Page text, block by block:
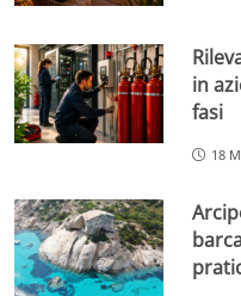
in
fasi
18